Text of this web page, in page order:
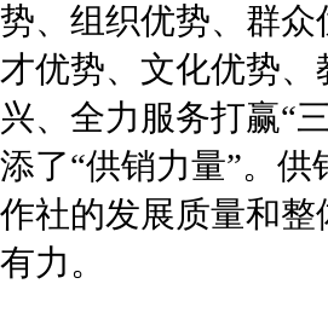
势、组织优势、群
才优势、文化优势
兴、全力服务打赢“
添了“供销力量”。
作社的发展质量和
有力。